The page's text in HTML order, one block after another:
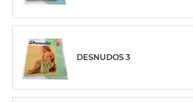
DESNUDOS 3